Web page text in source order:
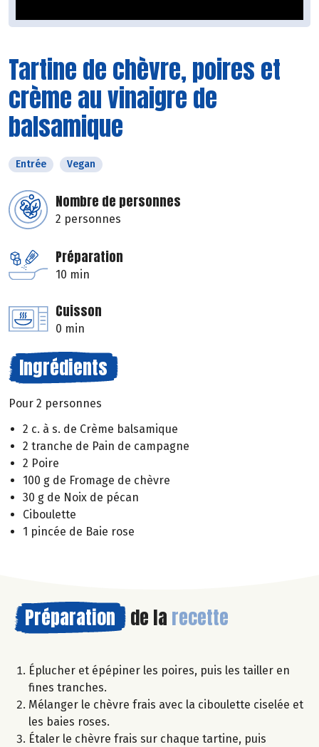
Tartine de chèvre, poires et
crème au vinaigre de
balsamique
Entrée Vegan
Nombre de personnes
2 personnes
Préparation
10 min
Cuisson
0 min
Ingrédients
Pour 2 personnes
2 c. à s. de Crème balsamique
2 tranche de Pain de campagne
2 Poire
100 g de Fromage de chèvre
30 g de Noix de pécan
Ciboulette
1 pincée de Baie rose
Préparation de la recette
Éplucher et épépiner les poires, puis les tailler en
fines tranches.
Mélanger le chèvre frais avec la ciboulette ciselée et
les baies roses.
Étaler le chèvre frais sur chaque tartine, puis